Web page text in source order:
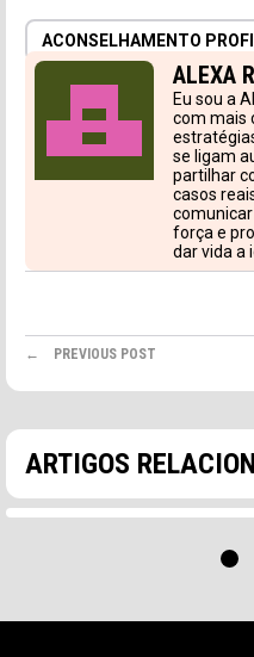
ACONSELHAMENTO
ALEXA
Eu sou a
com mais
se ligam
partilhar
casos
força e
dar vida a
PREVIOUS POST
ARTIGOS
ACONSELHAMENTO
O estagnação do coworking